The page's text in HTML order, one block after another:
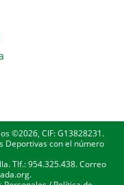
©2026, CIF: G13828231.
Deportivas con el número
Tlf.: 954.325.438. Correo